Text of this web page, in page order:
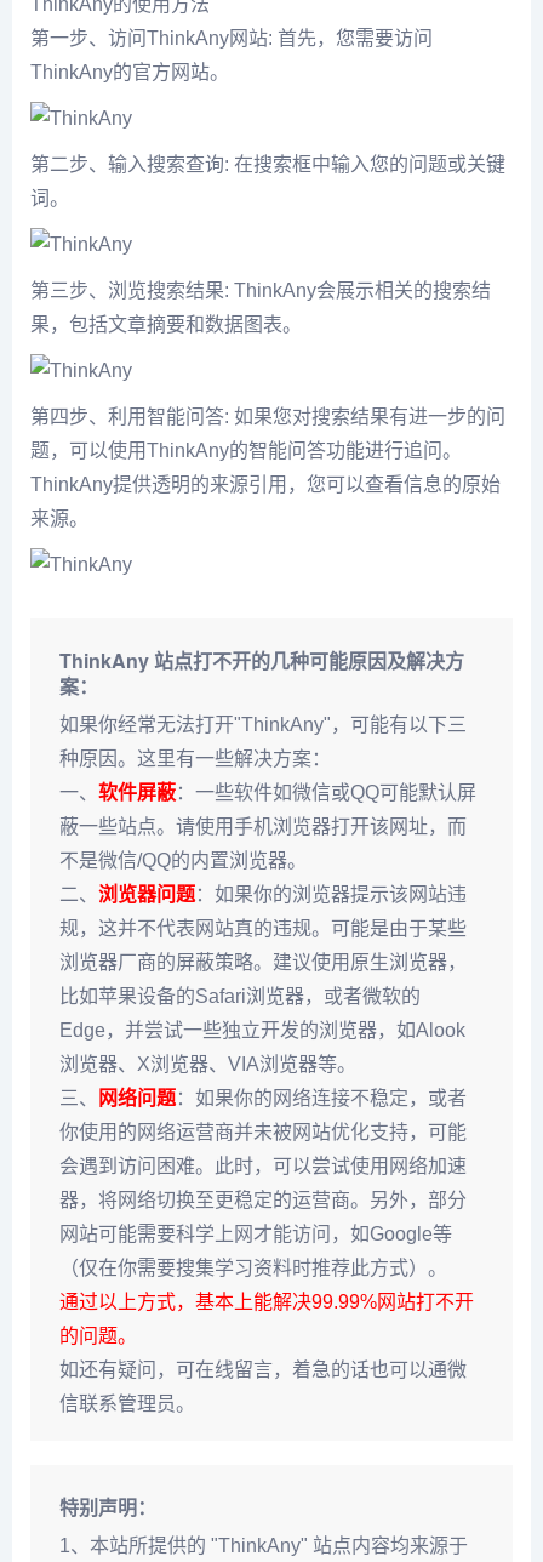
ThinkAny的使用方法
第一步、访问ThinkAny网站: 首先，您需要访问
ThinkAny的官方网站。
第二步、输入搜索查询: 在搜索框中输入您的问题或关键
词。
第三步、浏览搜索结果: ThinkAny会展示相关的搜索结
果，包括文章摘要和数据图表。
第四步、利用智能问答: 如果您对搜索结果有进一步的问
题，可以使用ThinkAny的智能问答功能进行追问。
ThinkAny提供透明的来源引用，您可以查看信息的原始
来源。
ThinkAny 站点打不开的几种可能原因及解决方
案：
如果你经常无法打开"ThinkAny"，可能有以下三
种原因。这里有一些解决方案：
一、 软件屏蔽：一些软件如微信或QQ可能默认屏
蔽一些站点。请使用手机浏览器打开该网址，而
不是微信/QQ的内置浏览器。
二、 浏览器问题：如果你的浏览器提示该网站违
规，这并不代表网站真的违规。可能是由于某些
浏览器厂商的屏蔽策略。建议使用原生浏览器，
比如苹果设备的Safari浏览器，或者微软的
Edge，并尝试一些独立开发的浏览器，如Alook
浏览器、X浏览器、VIA浏览器等。
三、
网络问题：如果你的网络连接不稳定，或者
你使用的网络运营商并未被网站优化支持，可能
会遇到访问困难。此时，可以尝试使用网络加速
器，将网络切换至更稳定的运营商。另外，部分
网站可能需要科学上网才能访问，如Google等
（仅在你需要搜集学习资料时推荐此方式）。
通过以上方式，基本上能解决99.99%网站打不开
的问题。
如还有疑问，可在线留言，着急的话也可以通微
信联系管理员。
特别声明：
1、本站所提供的 "ThinkAny" 站点内容均来源于